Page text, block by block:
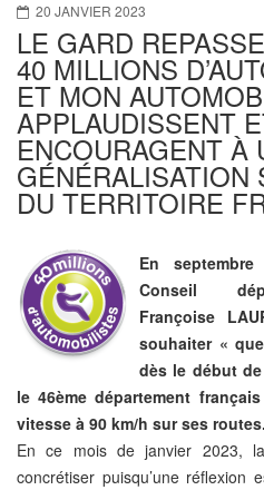
20 JANVIER 2023
LE GARD
40 MILLIONS
ET MON
APPLAUDISSENT
ENCOURAGENT À
GÉNÉRALISATION
DU TERRITOIRE
En
Conseil
Françoise
souhaiter «
dès le début
le 46ème département
vitesse à 90 km/h sur ses routes.
En ce mois de janvier 2023,
concrétiser puisqu’une réflexion